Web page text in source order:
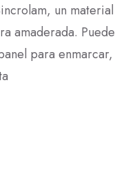
un material
amaderada. Puede
para enmarcar,
LEER
MÁS